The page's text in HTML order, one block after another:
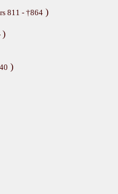
811 - †864 )
)
)